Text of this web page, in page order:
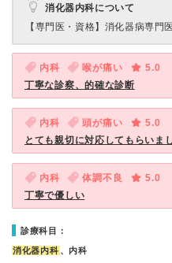
消化器内科について
【専門医・資格】 消化器病専門
内科 喉が痛い
5.0
丁寧な診察、的確な診断
内科 頭が痛い
5.0
とても親切に対応してもらいまし
内科 体調不良
5.0
丁寧で優しい
診療科目：
消化器内科 、内科